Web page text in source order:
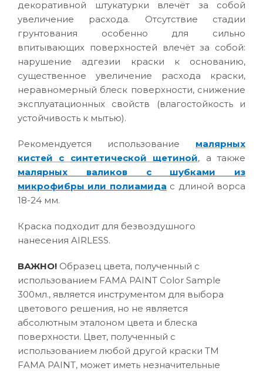
декоративной штукатурки влечёт за собой
увеличение расхода. Отсутствие стадии
грунтования особенно для сильно
впитывающих поверхностей влечёт за собой:
нарушение адгезии краски к основанию,
существенное увеличение расхода краски,
неравномерный блеск поверхности, снижение
эксплуатационных свойств (влагостойкость и
устойчивость к мытью).
Рекомендуется использование малярных
кистей с синтетической щетиной, а также
малярных валиков с шубками из
микрофибры или полиамида с длиной ворса
18-24 мм.
Краска подходит для безвоздушного
нанесения AIRLESS.
ВАЖНО! Образец цвета, полученный с
использованием FAMA PAINT Color Sample
300мл., является инструментом для выбора
цветового решения, но не является
абсолютным эталоном цвета и блеска
поверхности. Цвет, полученный с
использованием любой другой краски ТМ
FAMA PAINT, может иметь незначительные